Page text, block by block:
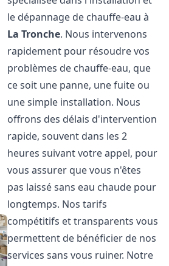
le dépannage de chauffe-eau à
La Tronche. Nous intervenons
rapidement pour résoudre vos
problèmes de chauffe-eau, que
ce soit une panne, une fuite ou
une simple installation. Nous
offrons des délais d'intervention
rapide, souvent dans les 2
heures suivant votre appel, pour
vous assurer que vous n'êtes
pas laissé sans eau chaude pour
longtemps. Nos tarifs
compétitifs et transparents vous
permettent de bénéficier de nos
services sans vous ruiner. Notre